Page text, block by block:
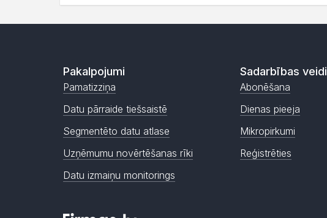
Pakalpojumi
Pamatizziņa
Datu pārraide tiešsaistē
Segmentēto datu atlase
Uzņēmumu novērtēšanas rīki
Datu izmaiņu monitorings
Sadarbības veidi
Abonēšana
Dienas pieeja
Mikropirkumi
Reģistrēties